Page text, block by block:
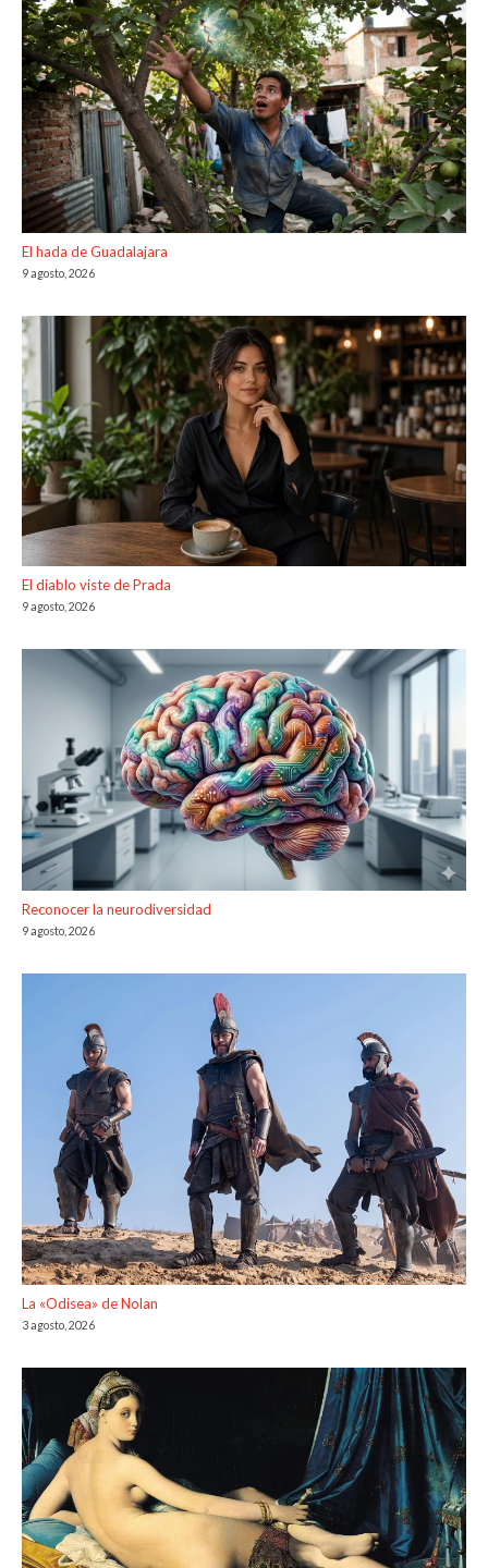
El hada de Guadalajara
9 agosto, 2026
El diablo viste de Prada
9 agosto, 2026
Reconocer la neurodiversidad
9 agosto, 2026
La «Odisea» de Nolan
3 agosto, 2026